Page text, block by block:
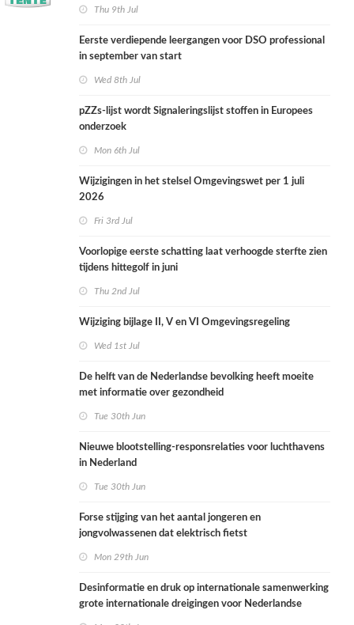
Thu 9th Jul
Eerste verdiepende leergangen voor DSO professional
in september van start
Wed 8th Jul
pZZs-lijst wordt Signaleringslijst stoffen in Europees
onderzoek
Mon 6th Jul
Wijzigingen in het stelsel Omgevingswet per 1 juli
2026
Fri 3rd Jul
Voorlopige eerste schatting laat verhoogde sterfte zien
tijdens hittegolf in juni
Thu 2nd Jul
Wijziging bijlage II, V en VI Omgevingsregeling
Wed 1st Jul
De helft van de Nederlandse bevolking heeft moeite
met informatie over gezondheid
Tue 30th Jun
Nieuwe blootstelling-responsrelaties voor luchthavens
in Nederland
Tue 30th Jun
Forse stijging van het aantal jongeren en
jongvolwassenen dat elektrisch fietst
Mon 29th Jun
Desinformatie en druk op internationale samenwerking
grote internationale dreigingen voor Nederlandse